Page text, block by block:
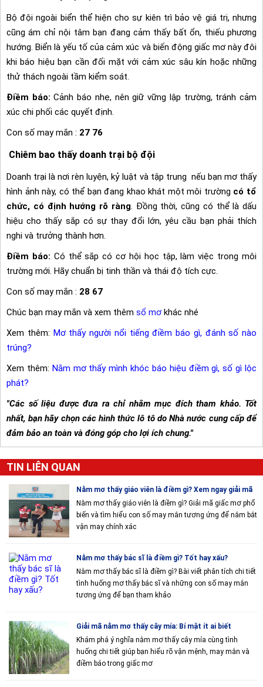
Bộ đội ngoài biển thể hiện cho sự kiên trì bảo vệ giá trị, nhưng
cũng ám chỉ nội tâm bạn đang cảm thấy bất ổn, thiếu phương
hướng. Biển là yếu tố của cảm xúc và biến động giấc mơ này đôi
khi báo hiệu bạn cần đối mặt với cảm xúc sâu kín hoặc những
thử thách ngoài tầm kiểm soát.
Điềm báo: Cảnh báo nhẹ, nên giữ vững lập trường, tránh cảm
xúc chi phối các quyết định.
Con số may mắn : 27 76
Chiêm bao thấy doanh trại bộ đội
Doanh trại là nơi rèn luyện, kỷ luật và tập trung nếu bạn mơ thấy
hình ảnh này, có thể bạn đang khao khát một môi trường có tổ
chức, có định hướng rõ ràng. Đồng thời, cũng có thể là dấu
hiệu cho thấy sắp có sự thay đổi lớn, yêu cầu bạn phải thích
nghi và trưởng thành hơn.
Điềm báo: Có thể sắp có cơ hội học tập, làm việc trong môi
trường mới. Hãy chuẩn bị tinh thần và thái độ tích cực.
Con số may mắn : 28 67
Chúc bạn may mắn và xem thêm sổ mơ khác nhé
Xem thêm: Mơ thấy người nổi tiếng điềm báo gì, đánh số nào
trúng?
Xem thêm: Nằm mơ thấy mình khóc báo hiệu điềm gì, số gì lộc
phát?
"Các số liệu được đưa ra chỉ nhằm mục đích tham khảo. Tốt
nhất, bạn hãy chọn các hình thức lô tô do Nhà nước cung cấp để
đảm bảo an toàn và đóng góp cho lợi ích chung."
TIN LIÊN QUAN
Nằm mơ thấy giáo viên là điềm gì? Xem ngay giải mã
Nằm mơ thấy giáo viên là điềm gì? Giải mã giấc mơ phổ
biến và tìm hiểu con số may mắn tương ứng để nắm bắt
vận may chính xác
Nằm mơ thấy bác sĩ là điềm gì? Tốt hay xấu?
Nằm mơ thấy bác sĩ là điềm gì? Bài viết phân tích chi tiết
tình huống mơ thấy bác sĩ và những con số may mắn
tương ứng để bạn tham khảo
Giải mã nằm mơ thấy cây mía: Bí mật ít ai biết
Khám phá ý nghĩa nằm mơ thấy cây mía cùng tình
huống chi tiết giúp bạn hiểu rõ vận mệnh, may mắn và
điềm báo trong giấc mơ